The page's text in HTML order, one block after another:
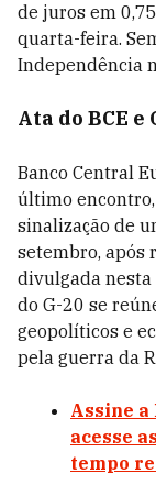
de juros em
quarta-feira.
Independência
Ata do BCE e
Banco Central
último
sinalização de
setembro, após
divulgada nesta
do G-20 se
geopolíticos e
pela guerra da
Assine a
acesse
tempo